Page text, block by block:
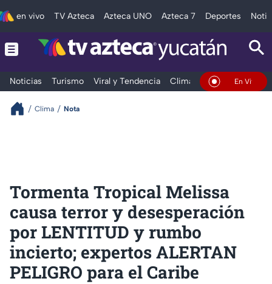
en vivo TV Azteca Azteca UNO Azteca 7 Deportes
Noticias Turismo Viral y Tendencia Clima DeportesEn Vivo
Clima Nota
Tormenta Tropical Melissa
causa terror y desesperación
por LENTITUD y rumbo
incierto; expertos ALERTAN
PELIGRO para el Caribe